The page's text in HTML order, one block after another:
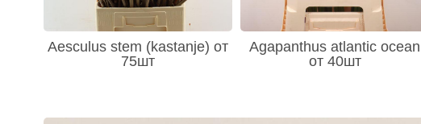
Aesculus stem (kastanje) от
75шт
Agapanthus atlantic ocean
от 40шт